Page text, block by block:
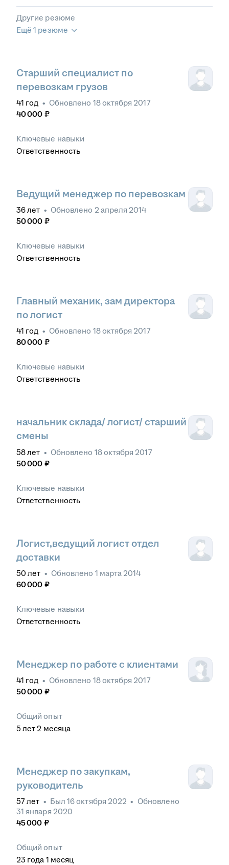
Другие резюме
Ещё 1 резюме
Старший специалист по
перевозкам грузов
41 год • Обновлено 18 октября 2017
40 000 ₽
Ключевые навыки
Ответственность
Ведущий менеджер по перевозкам
36лет • Обновлено 2 апреля 2014
50 000 ₽
Ключевые навыки
Ответственность
Главный механик, зам директора
по логист
41 год • Обновлено 18 октября 2017
80 000 ₽
Ключевые навыки
Ответственность
начальник склада/ логист/ старший
смены
58лет • Обновлено 18 октября 2017
50 000 ₽
Ключевые навыки
Ответственность
Логист,ведущий логист отдел
доставки
50 лет • Обновлено 1 марта 2014
60 000 ₽
Ключевые навыки
Ответственность
Менеджер по работе с клиентами
41 год • Обновлено 18 октября 2017
50 000 ₽
Общий опыт
5 лет 2 месяца
Менеджер по закупкам,
руководитель
57лет • Был 16 октября 2022 • Обновлено
31 января 2020
45 000 ₽
Общий опыт
23 года 1 месяц